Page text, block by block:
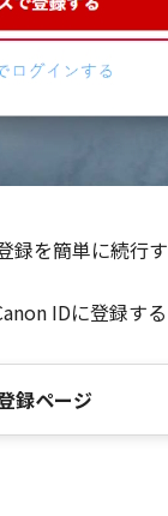
を簡単に続行す
IDに登録する
録ページ